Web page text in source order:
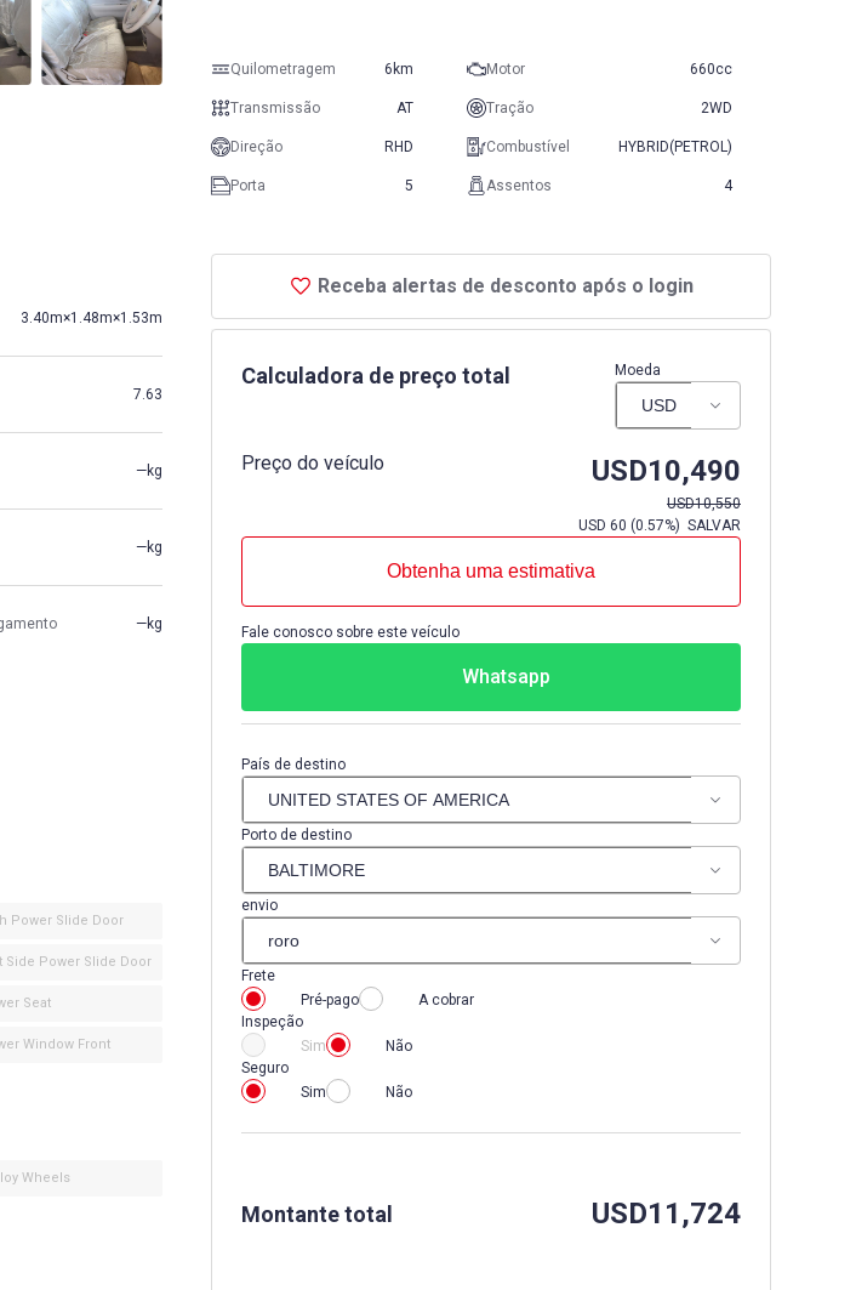
Receba alertas de desconto após o login
Calculadora de preço total Moeda
Preço do veículo USD10,490
USD10,550
USD 60 (0.57%) SALVAR
Obtenha uma estimativa
Fale conosco sobre este veículo
Whatsapp
País de destino
Porto de destino
envio
Frete
Pré-pago
A cobrar
Inspeção
Sim
Não
Seguro
Sim
Não
Montante total USD11,724
Quilometragem 6km Motor 660cc
Transmissão AT Tração 2WD
Direção RHD Combustível HYBRID(PETROL)
Porta 5 Assentos 4
3.40m×1.48m×1.53m
7.63
—kg
—kg
—kg
Power Slide Door
Side Power Slide Door
Seat
Window Front
Wheels